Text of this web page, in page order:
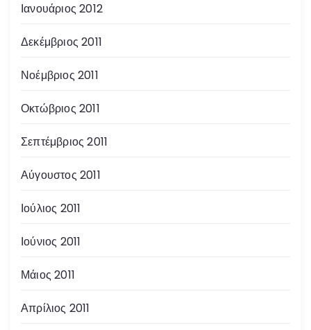
Ιανουάριος 2012
Δεκέμβριος 2011
Νοέμβριος 2011
Οκτώβριος 2011
Σεπτέμβριος 2011
Αύγουστος 2011
Ιούλιος 2011
Ιούνιος 2011
Μάιος 2011
Απρίλιος 2011